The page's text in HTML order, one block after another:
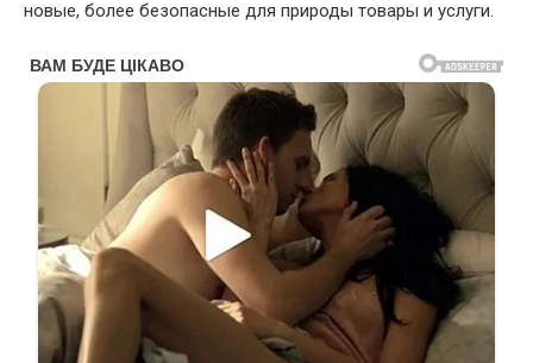
новые, более безопасные для природы товары и услуги.